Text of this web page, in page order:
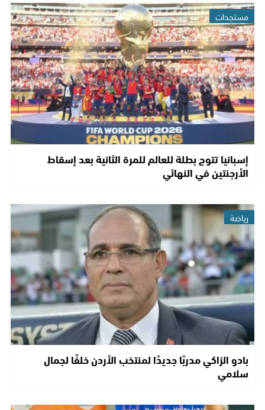
مستجدات
إسبانيا تتوج بطلة للعالم للمرة الثانية بعد إسقاط
الأرجنتين في النهائي
رياضة
بادو الزاكي مدربًا جديدًا لمنتخب الأردن خلفًا لجمال
سلامي